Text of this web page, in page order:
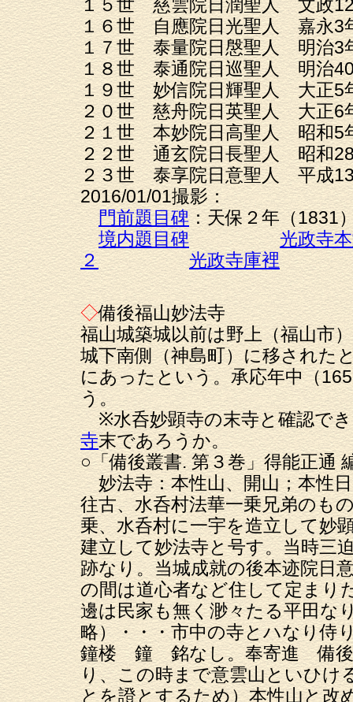
１５世 慈雲院日潤聖人 文政12
１６世 自應院日光聖人 嘉永3
１７世 泰量院日慇聖人 明治3
１８世 泰通院日巡聖人 明治
１９世 妙信院日輝聖人 大正5
２０世 慈舟院日英聖人 大正6
２１世 本妙院日高聖人 昭和5
２２世 通玄院日長聖人 昭和
２３世 泰享院日意聖人 平成
2016/01/01撮影：
門前題目碑：天保２年（1831
境内題目碑
光政寺
２
光政寺庫裡
◇備後福山妙法寺
福山城築城以前は野上（福山市
城下南側（神島町）に移された
にあったという。承応年中（
う。
※水呑妙顕寺の末寺と確認で
寺末であろうか。
○「備後叢書. 第３巻」得能正通
妙法寺：本性山、開山；本性
往古、水呑村法華一乗兄弟のも
乗、水呑村に一宇を造立して妙
建立して妙法寺と号す。当時三
跡なり。当城成就の後本迹院日
の間は道心者など住して定まり
邊は民家も無く渺々たる平田な
略）・・・市中の寺とハなり侍
鐘楼 鐘 銘なし。奉寄進 備
り、この時まで意雲山といひけ
とを證とするため）本性山と改